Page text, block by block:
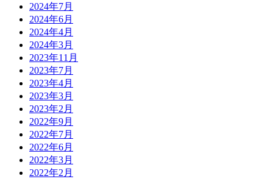
2024年7月
2024年6月
2024年4月
2024年3月
2023年11月
2023年7月
2023年4月
2023年3月
2023年2月
2022年9月
2022年7月
2022年6月
2022年3月
2022年2月